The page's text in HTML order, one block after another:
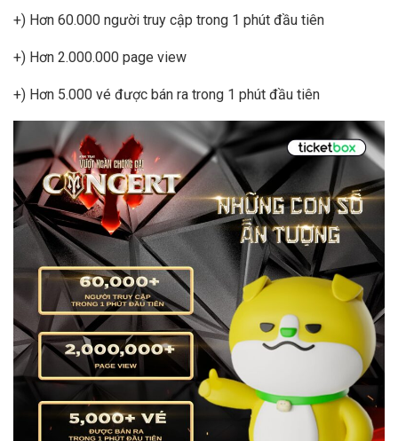
+) Hơn 60.000 người truy cập trong 1 phút đầu tiên
+) Hơn 2.000.000 page view
+) Hơn 5.000 vé được bán ra trong 1 phút đầu tiên